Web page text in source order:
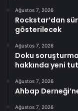
Ağustos 7, 2026
Rockstar’dan
gösterilecek
Ağustos 7, 2026
Doku
hakkında yeni
Ağustos 7, 2026
Ahbap
Ağustos 7, 2026